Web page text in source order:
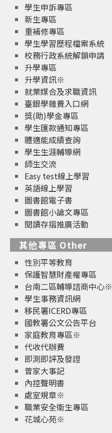
學生申訴專區
新生專區
重補修專區
學生學習歷程檔案系統
校務行政系統解鎖申請
升學專區
升學資訊※
就業媒合及求職資訊
臺銀學雜費入口網
獎(助)學金專區
學生匯款通知專區
體適能成績查詢
學生生涯輔導網
師生交流
Easy test線上學習
英語線上學習
圖書館電子書
圖書館小論文專區
閱讀存摺推廣活動
其他專區 Other
性別平等教育
保護智慧財產權專區
台南二區輔導諮商中心※
學生事務資訊網
移民署ICERD專區
國教署公文公告平台
家庭教育專區※
代收代辦費
即測即評及發證
曾家大事記
內控聲明書
處室規章※
職業安全衛生專區
花城心苑※